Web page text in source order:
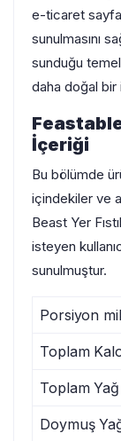
e-ticaret
sunulmasını
sunduğu
daha doğal bir
İçeriği
Bu bölümde
içindekiler ve
Beast Yer
isteyen
sunulmuştur.
Porsiyon
Toplam
Toplam Yağ
Doymuş